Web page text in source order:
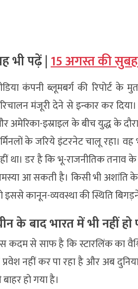
भी पढ़ें |15 अगस्त की
कंपनी ब्लूमबर्ग की रिपोर्ट के
मंजूरी देने से इन्कार कर
अमेरिका-इस्राइल के बीच युद्ध के
के जरिये इंटरनेट चालू रहा।
था। डर है कि भू-राजनीतिक तनाव
आ सकती है। किसी भी अशांति के
इससे कानून-व्यवस्था की स्थिति
के बाद भारत में भी नहीं हो
कदम से साफ है कि स्टारलिंक का
नहीं कर पा रहा है और अब
हो गया है।